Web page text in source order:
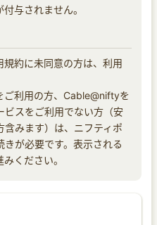
与されません。
約に未同意の方は、利用
ご利用の方、Cable@niftyを
ビスをご利用でない方（安
みます）は、ニフティポ
が必要です。表示される
ください。